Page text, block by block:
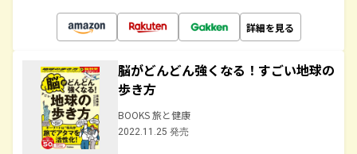
詳細を見る
脳がどんどん強くなる！すごい地球の
歩き方
BOOKS 旅と健康
2022.11.25 発売